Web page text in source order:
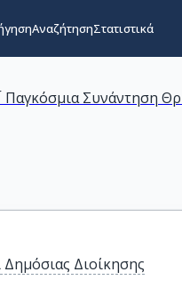
ΑναζήτησηΣτατιστικά
Παγκόσμια Συνάντηση
Διοίκησης